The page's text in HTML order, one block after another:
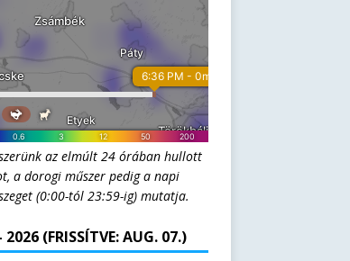
az elmúlt 24 órában hullott
a dorogi műszer pedig a napi
(0:00-tól 23:59-ig) mutatja.
2026 (FRISSÍTVE: AUG. 07.)